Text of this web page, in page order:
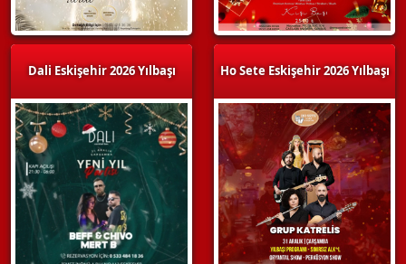
Dali Eskişehir 2026 Yılbaşı Ho Sete Eskişehir 2026 Yılbaşı